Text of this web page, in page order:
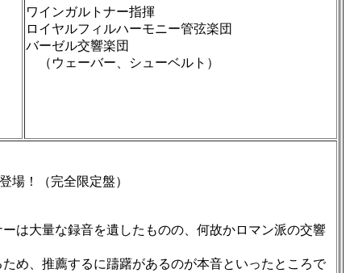
ワインガルトナー指揮
ロイヤルフィルハーモニー管弦楽団
バーゼル交響楽団
（ウェーバー、シューベルト）
！（完全限定盤）
は大量な録音を遺したものの、何故かロマン派の交響
め、推薦するに躊躇があるのが本音といったところで